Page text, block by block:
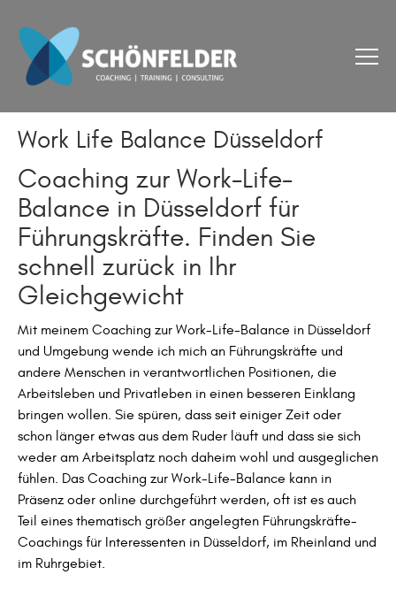
Work Life Balance Düsseldorf
Coaching zur Work-Life-
Balance in Düsseldorf für
Führungskräfte. Finden Sie
schnell zurück in Ihr
Gleichgewicht
Mit meinem Coaching zur Work-Life-Balance in Düsseldorf
und Umgebung wende ich mich an Führungskräfte und
andere Menschen in verantwortlichen Positionen, die
Arbeitsleben und Privatleben in einen besseren Einklang
bringen wollen. Sie spüren, dass seit einiger Zeit oder
schon länger etwas aus dem Ruder läuft und dass sie sich
weder am Arbeitsplatz noch daheim wohl und ausgeglichen
fühlen. Das Coaching zur Work-Life-Balance kann in
Präsenz oder online durchgeführt werden, oft ist es auch
Teil eines thematisch größer angelegten Führungskräfte-
Coachings für Interessenten in Düsseldorf, im Rheinland und
im Ruhrgebiet.